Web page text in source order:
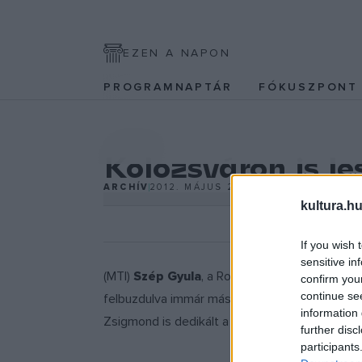
If you wish
sensitive
confirm
continue
information
further
EZEN A NAPON
PROGRAMNAPTÁR FÓKUSZPONT
Kolozsváron is
ARCHÍV2012. MÁJUS 23.
(MTI) Szép Gyula, a Romániai Magyar
felbuzdulva immár másodszor vágnak bele a
Zsigmond is dedikált a kolozsvári